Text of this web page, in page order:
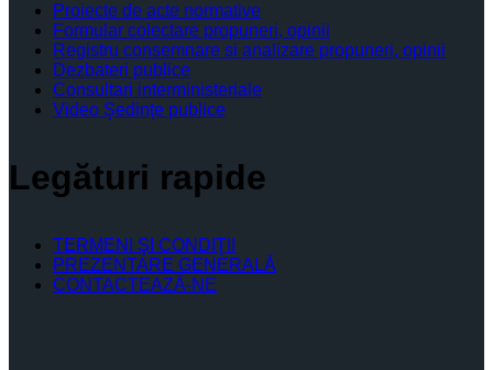
Proiecte de acte normative
Formular colectare propuneri, opinii
Registru consemnare si analizare propuneri, opinii
Dezbateri publice
Consultari interministeriale
Video Şedinţe publice
Legături rapide
TERMENI ŞI CONDIŢII
PREZENTARE GENERALĂ
CONTACTEAZĂ-NE